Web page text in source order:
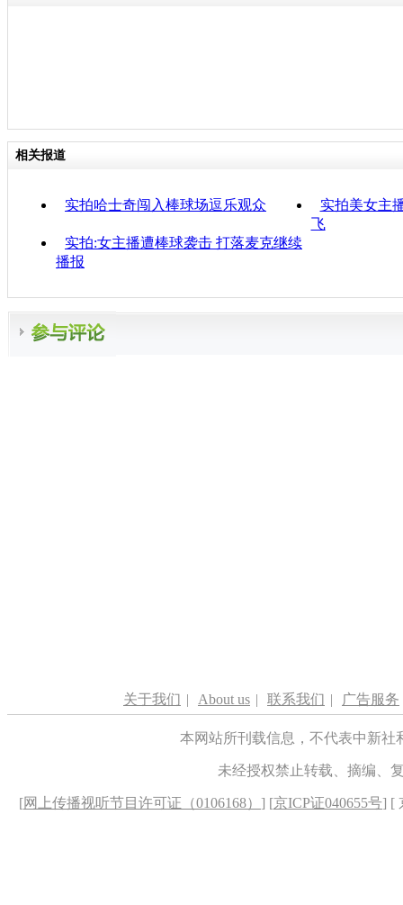
相关报道
实拍哈士奇闯入棒球场逗乐观众
实拍美女主
飞
实拍:女主播遭棒球袭击 打落麦克继续
播报
关于我们 | About us | 联系我们 | 广告服务
本网站所刊载信息，不代表中新
未经授权禁止转载、摘编、
[网上传播视听节目许可证（0106168） ] [京ICP证040655号] [